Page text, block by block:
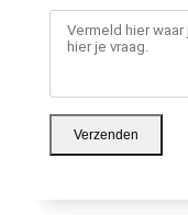
Verzenden